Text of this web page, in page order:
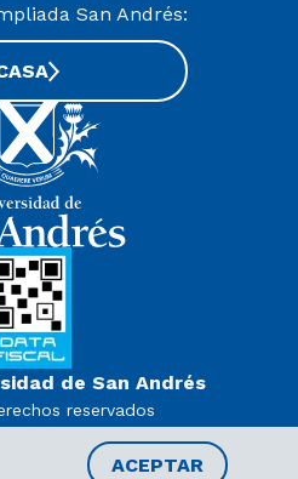
ACEPTAR
de San Andrés
reservados
PEN 978/07
San Andrés: